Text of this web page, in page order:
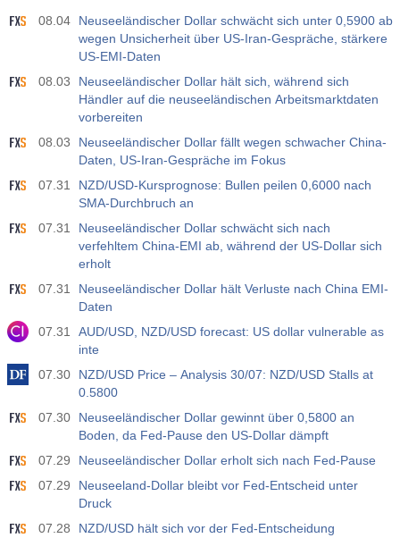
08.04
Neuseeländischer Dollar schwächt sich unter 0,5900 ab
wegen Unsicherheit über US-Iran-Gespräche, stärkere
US-EMI-Daten
08.03
Neuseeländischer Dollar hält sich, während sich
Händler auf die neuseeländischen Arbeitsmarktdaten
vorbereiten
08.03
Neuseeländischer Dollar fällt wegen schwacher China-
Daten, US-Iran-Gespräche im Fokus
07.31
NZD/USD-Kursprognose: Bullen peilen 0,6000 nach
SMA-Durchbruch an
07.31
Neuseeländischer Dollar schwächt sich nach
verfehltem China-EMI ab, während der US-Dollar sich
erholt
07.31
Neuseeländischer Dollar hält Verluste nach China EMI-
Daten
07.31
AUD/USD, NZD/USD forecast: US dollar vulnerable as
inte
07.30
NZD/USD Price – Analysis 30/07: NZD/USD Stalls at
0.5800
07.30
Neuseeländischer Dollar gewinnt über 0,5800 an
Boden, da Fed-Pause den US-Dollar dämpft
07.29
Neuseeländischer Dollar erholt sich nach Fed-Pause
07.29
Neuseeland-Dollar bleibt vor Fed-Entscheid unter
Druck
07.28
NZD/USD hält sich vor der Fed-Entscheidung